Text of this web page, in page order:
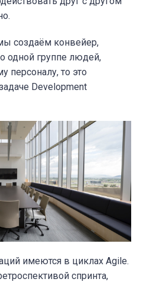
создаём конвейер,
одной группе людей,
персоналу, то это
Development
имеются в циклах Agile.
спринта,